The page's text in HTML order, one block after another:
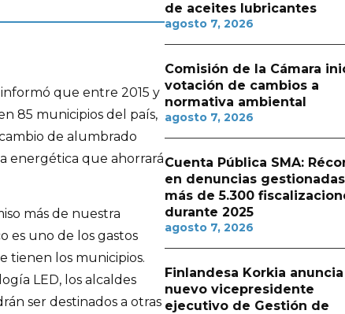
que entre 2015 y
85 municipios del país,
de alumbrado
energética que ahorrará
más de nuestra
es uno de los gastos
tienen los municipios.
LED, los alcaldes
ser destinados a otras
de aceites lubricantes
agosto 7, 2026
Comisión de la Cámara
votación de cambios a
normativa ambiental
agosto 7, 2026
Cuenta Pública SMA:
en denuncias
más de 5.300
durante 2025
agosto 7, 2026
Finlandesa Korkia anuncia
nuevo vicepresidente
ejecutivo de Gestión de